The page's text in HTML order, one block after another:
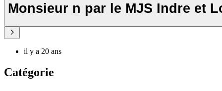
Monsieur n par le MJS Indre et
il y a 20 ans
Catégorie